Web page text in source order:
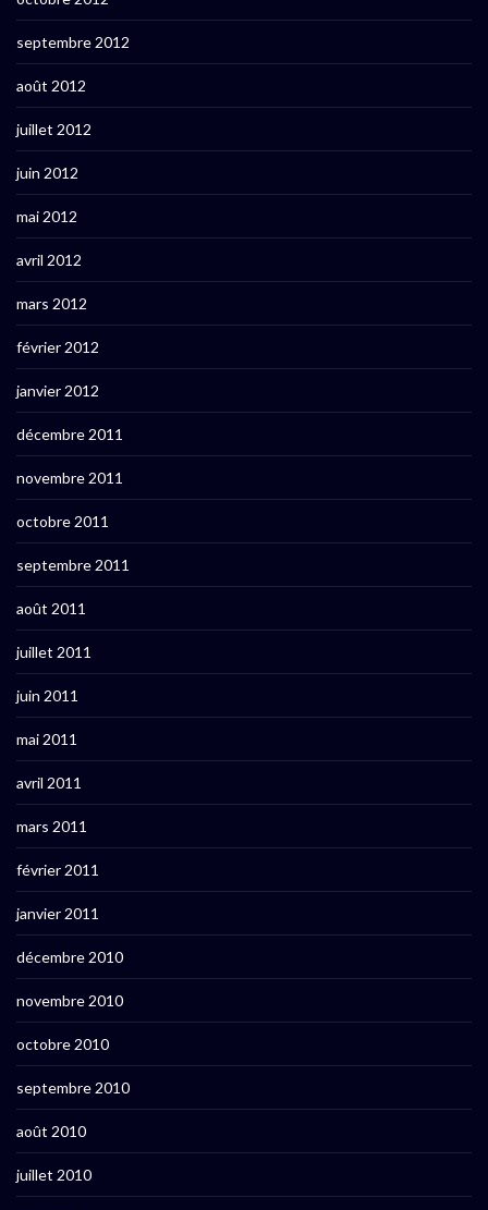
septembre 2012
août 2012
juillet 2012
juin 2012
mai 2012
avril 2012
mars 2012
février 2012
janvier 2012
décembre 2011
novembre 2011
octobre 2011
septembre 2011
août 2011
juillet 2011
juin 2011
mai 2011
avril 2011
mars 2011
février 2011
janvier 2011
décembre 2010
novembre 2010
octobre 2010
septembre 2010
août 2010
juillet 2010